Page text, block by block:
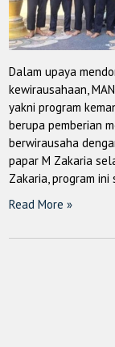
Dalam upaya
kewirausahaan,
yakni program
berupa pemberian
berwirausaha
papar M Zakaria
Zakaria, program ini
Read More »